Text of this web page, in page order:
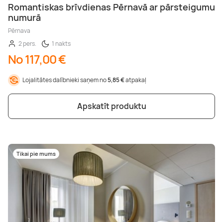
Romantiskas brīvdienas Pērnavā ar pārsteigumu
numurā
Pērnava
2 pers.
1 nakts
No 117,00 €
Lojalitātes dalībnieki saņem no5,85 €atpakaļ
Apskatīt produktu
Tikai pie mums